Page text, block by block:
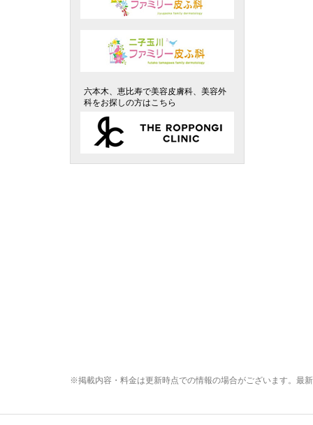
六本木、恵比寿で美容皮膚科、美容外
科をお探しの方はこちら
※掲載内容・料金は更新時点での情報の場合がございます。最